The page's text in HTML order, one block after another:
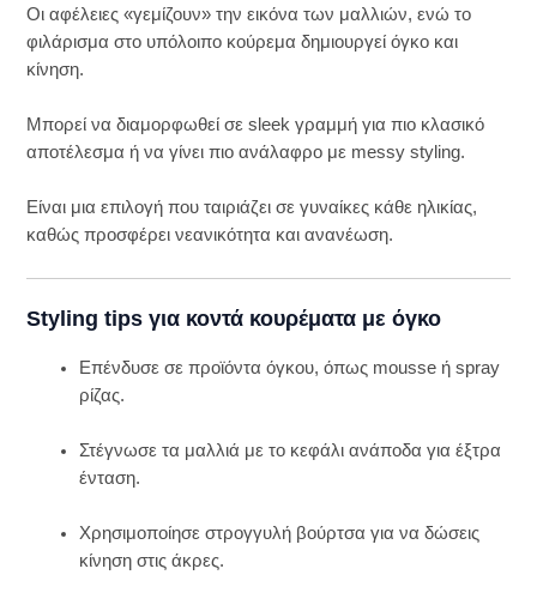
Οι αφέλειες «γεμίζουν» την εικόνα των μαλλιών, ενώ το
φιλάρισμα στο υπόλοιπο κούρεμα δημιουργεί όγκο και
κίνηση.
Μπορεί να διαμορφωθεί σε sleek γραμμή για πιο κλασικό
αποτέλεσμα ή να γίνει πιο ανάλαφρο με messy styling.
Είναι μια επιλογή που ταιριάζει σε γυναίκες κάθε ηλικίας,
καθώς προσφέρει νεανικότητα και ανανέωση.
Styling tips για κοντά κουρέματα με όγκο
Επένδυσε σε προϊόντα όγκου, όπως mousse ή spray
ρίζας.
Στέγνωσε τα μαλλιά με το κεφάλι ανάποδα για έξτρα
ένταση.
Χρησιμοποίησε στρογγυλή βούρτσα για να δώσεις
κίνηση στις άκρες.